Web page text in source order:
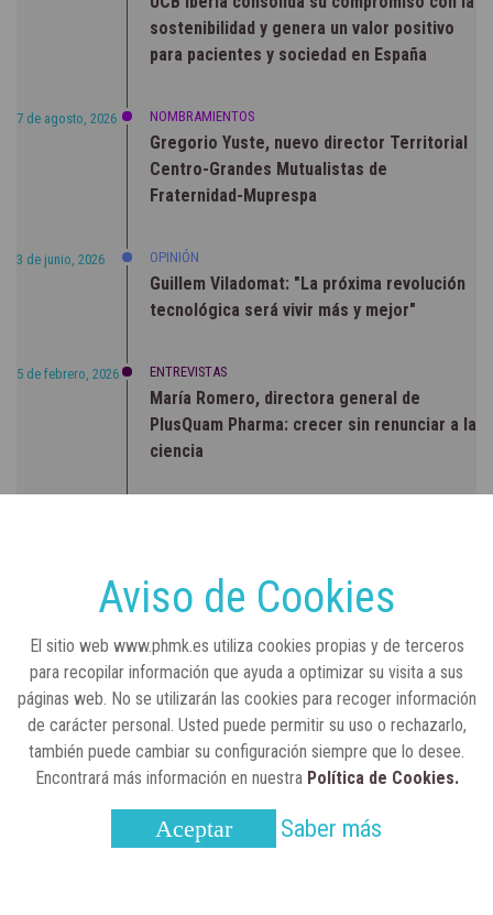
sostenibilidad y genera un valor positivo
para pacientes y sociedad en España
7 de agosto, 2026 NOMBRAMIENTOS
Gregorio Yuste, nuevo director Territorial
Centro-Grandes Mutualistas de
Fraternidad-Muprespa
3 de junio, 2026 OPINIÓN
Guillem Viladomat: "La próxima revolución
tecnológica será vivir más y mejor"
5 de febrero, 2026 ENTREVISTAS
María Romero, directora general de
PlusQuam Pharma: crecer sin renunciar a la
ciencia
Lilly impulsa "Razones de Peso" para
visibilizar la obesidad
25 de marzo, 2023 ENTRE BASTIDORES
Real Academia Nacional de Farmacia: un
la sociedad actual
Aviso de Cookies
El sitio web www.phmk.es utiliza cookies propias y de terceros
para recopilar información que ayuda a optimizar su visita a sus
páginas web. No se utilizarán las cookies para recoger información
de carácter personal. Usted puede permitir su uso o rechazarlo,
también puede cambiar su configuración siempre que lo desee.
Encontrará más información en nuestra Política de Cookies.
Aceptar Saber más